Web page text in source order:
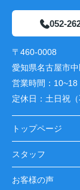
052-
〒460-0008
愛知県名古屋市
営業時間： 10~18
定休日： 土日祝（
トップページ
スタッフ
お客様の声